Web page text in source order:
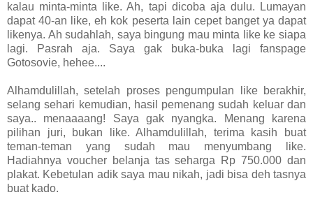
kalau minta-minta like. Ah, tapi dicoba aja dulu. Lumayan
dapat 40-an like, eh kok peserta lain cepet banget ya dapat
likenya. Ah sudahlah, saya bingung mau minta like ke siapa
lagi. Pasrah aja. Saya gak buka-buka lagi fanspage
Gotosovie, hehee....
Alhamdulillah, setelah proses pengumpulan like berakhir,
selang sehari kemudian, hasil pemenang sudah keluar dan
saya.. menaaaang! Saya gak nyangka. Menang karena
pilihan juri, bukan like. Alhamdulillah, terima kasih buat
teman-teman yang sudah mau menyumbang like.
Hadiahnya voucher belanja tas seharga Rp 750.000 dan
plakat. Kebetulan adik saya mau nikah, jadi bisa deh tasnya
buat kado.